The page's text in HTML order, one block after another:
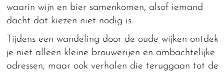
waarin wijn en bier samenkomen, alsof iemand
dacht dat kiezen niet nodig is.
Tijdens een wandeling door de oude wijken ontdek
je niet alleen kleine brouwerijen en ambachtelijke
adressen, maar ook verhalen die teruggaan tot de